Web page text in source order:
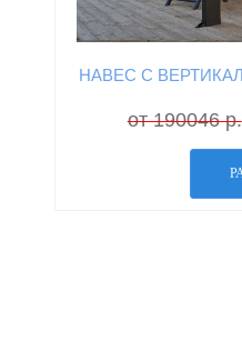
НАВЕС С
от 190046 р.